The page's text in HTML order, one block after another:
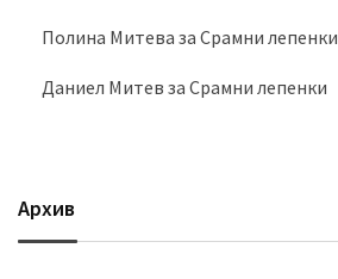
Полина Митева за Срамни лепенки
Даниел Митев за Срамни лепенки
Архив